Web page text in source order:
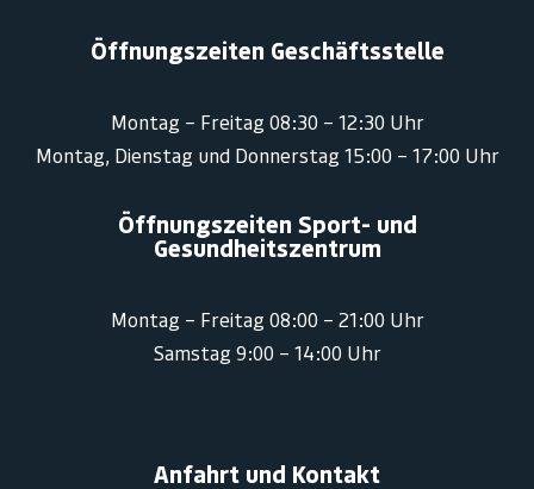
Öffnungszeiten Geschäftsstelle
Montag – Freitag 08:30 – 12:30 Uhr
Montag, Dienstag und Donnerstag 15:00 – 17:00 Uhr
Öffnungszeiten Sport- und
Gesundheitszentrum
Montag – Freitag 08:00 – 21:00 Uhr
Samstag 9:00 – 14:00 Uhr
Anfahrt und Kontakt